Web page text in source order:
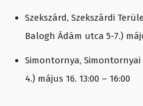
Szekszárd, Szekszárdi
Balogh Ádám utca 5-7.)
Simontornya, Simontornyai
4.) május 16. 13:00 – 16:00